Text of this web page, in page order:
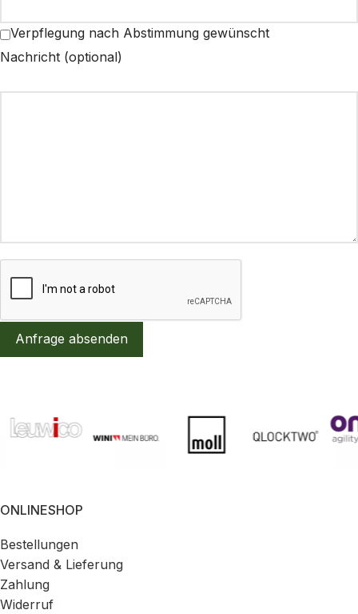
Verpflegung nach Abstimmung gewünscht
Nachricht (optional)
Anfrage absenden
ONLINESHOP
Bestellungen
Versand & Lieferung
Zahlung
Widerruf